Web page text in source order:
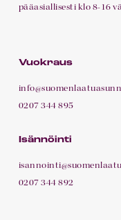
pääasiallisesti klo 8-16
Vuokraus
0207 344 895
Isännöinti
0207 344 892